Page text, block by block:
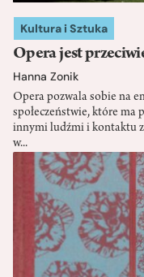
Kultura i Sztuka
Opera jest
Hanna Zonik
Opera pozwala sobie na
społeczeństwie, które
innymi ludźmi i kontaktu
w...